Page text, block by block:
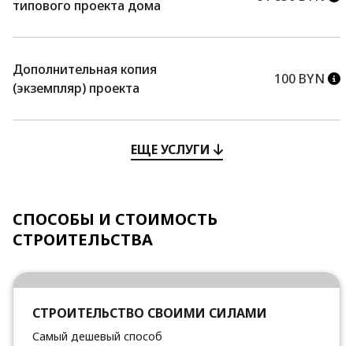
типового проекта дома
Дополнительная копия
(экземпляр) проекта
100 BYN
ЕЩЕ УСЛУГИ
СПОСОБЫ И СТОИМОСТЬ
СТРОИТЕЛЬСТВА
СТРОИТЕЛЬСТВО СВОИМИ СИЛАМИ
Самый дешевый способ